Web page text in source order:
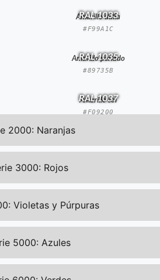
2000: Naranjas
3000: Rojos
Violetas y Púrpuras
5000: Azules
RAL 1033
Amarillo dalia
#F99A1C
RAL 1035
Amarillo perlado
#89735B
RAL 1037
Amarillo sol
#F09200